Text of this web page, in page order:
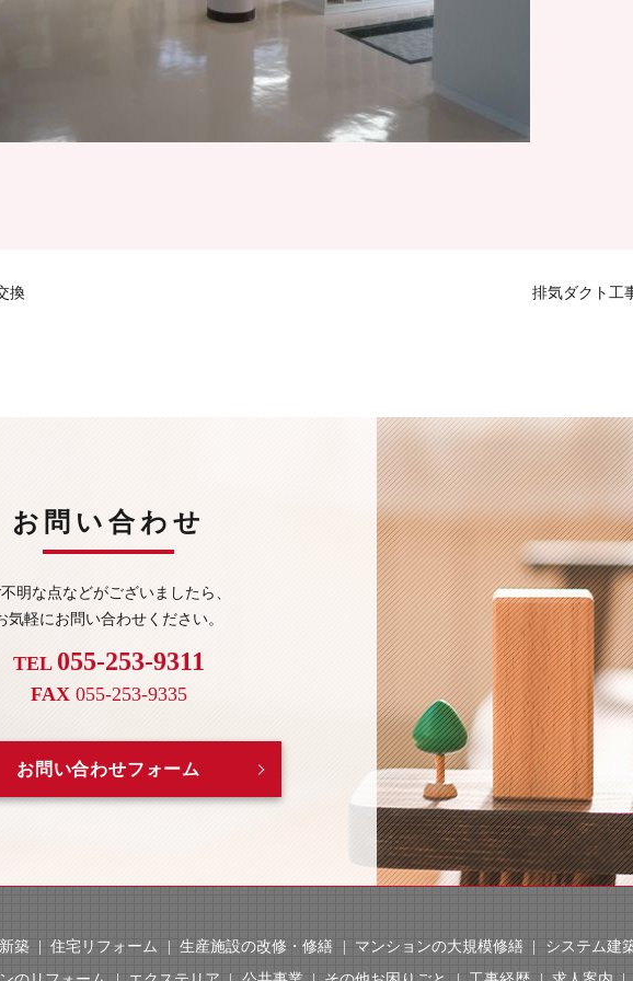
換 排気ダクト工
お問い合わせ
明な点などがございましたら、
気軽にお問い合わせください。
TEL 055-253-9311
FAX055-253-9335
お問い合わせフォーム
新築 住宅リフォーム 生産施設の改修・修繕 マンションの大規模修繕
システム建